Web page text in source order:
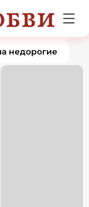
дорогие
недорогие